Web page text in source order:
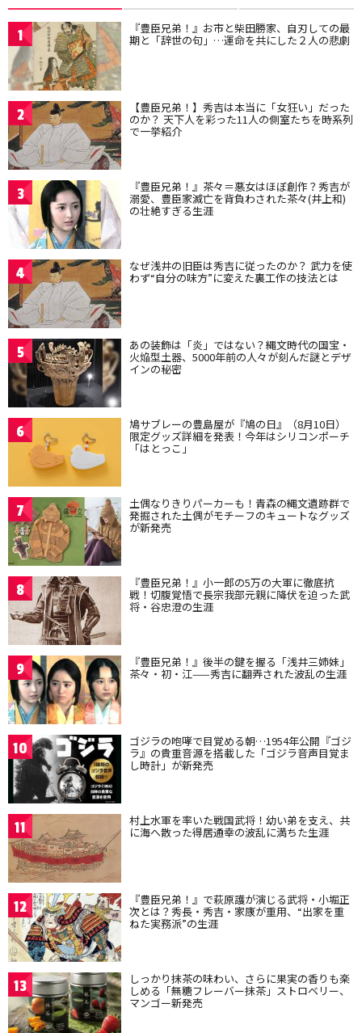
1 『豊臣兄弟！』お市と柴田勝家、自刃しての最
期と「辞世の句」…運命を共にした２人の悲劇
2 【豊臣兄弟！】秀吉は本当に「女狂い」だった
のか？ 天下人を彩った11人の側室たちを時系列
で一挙紹介
3 『豊臣兄弟！』茶々＝悪女はほぼ創作？秀吉が
溺愛、豊臣家滅亡を背負わされた茶々(井上和)
の壮絶すぎる生涯
4 なぜ浅井の旧臣は秀吉に従ったのか？ 武力を使
わず“自分の味方”に変えた裏工作の技法とは
5 あの装飾は「炎」ではない？縄文時代の国宝・
火焔型土器、5000年前の人々が刻んだ謎とデザ
インの秘密
6 鳩サブレーの豊島屋が『鳩の日』（8月10日）
限定グッズ詳細を発表！今年はシリコンポーチ
「はとっこ」
7 土偶なりきりパーカーも！青森の縄文遺跡群で
発掘された土偶がモチーフのキュートなグッズ
が新発売
8 『豊臣兄弟！』小一郎の5万の大軍に徹底抗
戦！切腹覚悟で長宗我部元親に降伏を迫った武
将・谷忠澄の生涯
9 『豊臣兄弟！』後半の鍵を握る「浅井三姉妹」
茶々・初・江——秀吉に翻弄された波乱の生涯
10 ゴジラの咆哮で目覚める朝…1954年公開『ゴジ
ラ』の貴重音源を搭載した「ゴジラ音声目覚ま
し時計」が新発売
11 村上水軍を率いた戦国武将！幼い弟を支え、共
に海へ散った得居通幸の波乱に満ちた生涯
12 『豊臣兄弟！』で萩原護が演じる武将・小堀正
次とは？秀長・秀吉・家康が重用、“出家を重
ねた実務派”の生涯
13 しっかり抹茶の味わい、さらに果実の香りも楽
しめる「無糖フレーバー抹茶」ストロベリー、
マンゴー新発売